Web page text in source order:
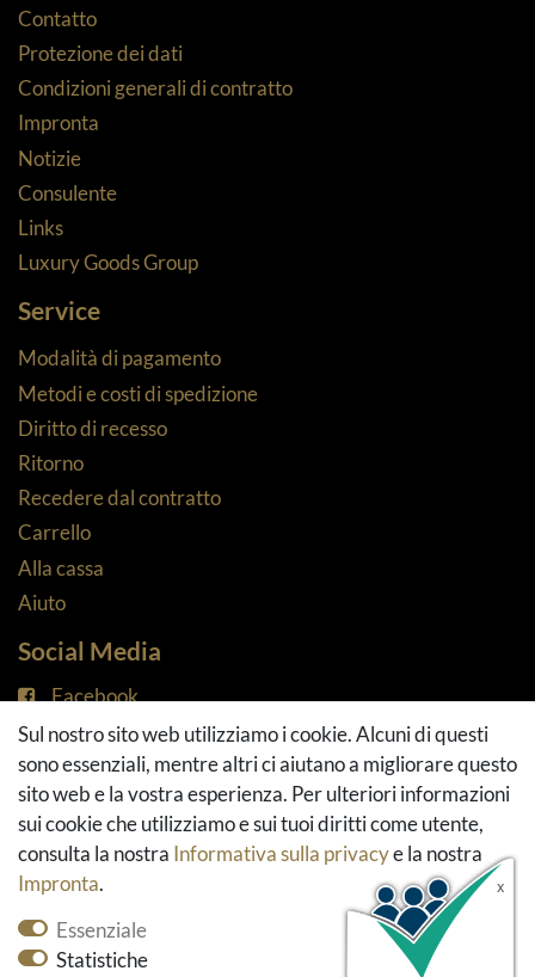
Contatto
Protezione dei dati
Condizioni generali di contratto
Impronta
Notizie
Consulente
Links
Luxury Goods Group
Service
Modalità di pagamento
Metodi e costi di spedizione
Diritto di recesso
Ritorno
Recedere dal contratto
Carrello
Alla cassa
Aiuto
Social Media
Facebook
Instagram
Pinterest
Youtube
Houzz
Sul nostro sito web utilizziamo i cookie. Alcuni di questi
sono essenziali, mentre altri ci aiutano a migliorare questo
sito web e la vostra esperienza. Per ulteriori informazioni
sui cookie che utilizziamo e sui tuoi diritti come utente,
consulta la nostra Informativa sulla privacye la nostra
Impronta.
Essenziale
Statistiche